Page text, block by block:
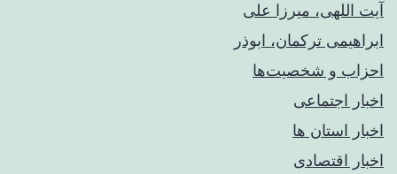
آیت اللهی، میرزا علی
ابراهیمی ترکمان، ابوذر
احزاب و شخصیت‌ها
اخبار اجتماعی
اخبار استان ها
اخبار اقتصادی